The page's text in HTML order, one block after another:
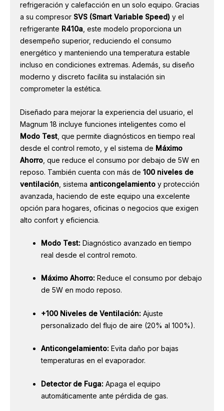
refrigeración y calefacción en un solo equipo. Gracias
a su compresor SVS (Smart Variable Speed) y el
refrigerante R410a , este modelo proporciona un
desempeño superior, reduciendo el consumo
energético y manteniendo una temperatura estable
incluso en condiciones extremas. Además, su diseño
moderno y discreto facilita su instalación sin
comprometer la estética.
Diseñado para mejorar la experiencia del usuario, el
Magnum 18 incluye funciones inteligentes como el
Modo Test , que permite diagnósticos en tiempo real
desde el control remoto, y el sistema de Máximo
Ahorro , que reduce el consumo por debajo de 5W en
reposo. También cuenta con más de 100 niveles de
ventilación , sistema anticongelamiento y protección
avanzada, haciendo de este equipo una excelente
opción para hogares, oficinas o negocios que exigen
alto confort y eficiencia.
Modo Test: Diagnóstico avanzado en tiempo
real desde el control remoto.
Máximo Ahorro: Reduce el consumo por debajo
de 5W en modo reposo.
+100 Niveles de Ventilación: Ajuste
personalizado del flujo de aire (20% al 100%).
Anticongelamiento: Evita daño por bajas
temperaturas en el evaporador.
Detector de Fuga: Apaga el equipo
automáticamente ante pérdida de gas.